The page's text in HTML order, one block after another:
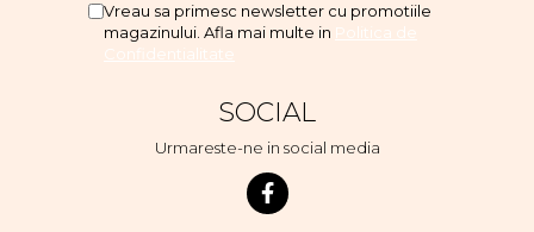
Vreau sa primesc newsletter cu promotiile
magazinului. Afla mai multe in Politica de
Confidentialitate
SOCIAL
Urmareste-ne in social media